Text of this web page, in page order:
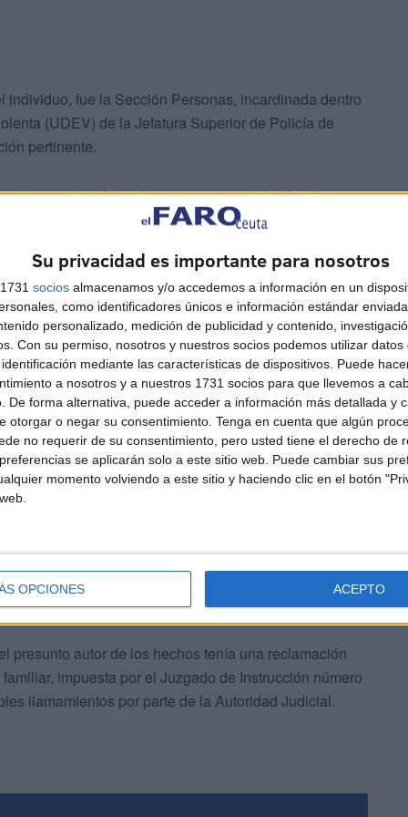
Su privacidad es importante para nosotros
socios almacenamos y/o accedemos a información en un
como identificadores únicos e información estándar
personalizado, medición de publicidad y contenido,
Con su permiso, nosotros y nuestros socios podemos utilizar datos
mediante las características de dispositivos. Puede
a nosotros y a nuestros 1731 socios para que llevemos a
De forma alternativa, puede acceder a información más detallada y
otorgar o negar su consentimiento. Tenga en cuenta que algún
no requerir de su consentimiento, pero usted tiene el derecho de
se aplicarán solo a este sitio web. Puede cambiar sus
momento volviendo a este sitio y haciendo clic en el botón
OPCIONES ACEPTO
fue la Sección Personas, incardinada dentro
(UDEV) de la Jefatura Superior de Policía de
pertinente.
identificar al presunto autor de los hechos en
Jefatura Superior de la Policía Nacional, el detenido
edad y le constan antecedentes policiales por hechos
y Reacción (UPR), el varón pasó a disposición del
presunto autor de los hechos tenía una reclamación
impuesta por el Juzgado de Instrucción número
llamamientos por parte de la Autoridad Judicial.